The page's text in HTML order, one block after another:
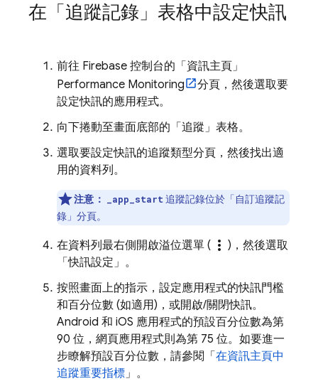
在「追蹤記錄」表格中設定快訊
前往 Firebase 控制台的「資訊主頁」
Performance Monitoring
分頁，然後選取要
設定快訊的應用程式。
向下捲動至畫面底部的「追蹤」表格。
選取要設定快訊的追蹤類型分頁，然後找出適
用的資料列。
注意： _app_start追蹤記錄位於「自訂追蹤記
錄」分頁。
在資料列最右側開啟溢位選單 ( more_vert )，然後選取
「快訊設定」 。
按照畫面上的指示，設定應用程式的快訊門檻
和百分位數 (如適用)，或開啟/關閉快訊。
Android 和 iOS 應用程式的預設百分位數為第
90 位，網頁應用程式則為第 75 位。如要進一
步瞭解預設百分位數，請參閱「 在資訊主頁中
追蹤重要指標」。